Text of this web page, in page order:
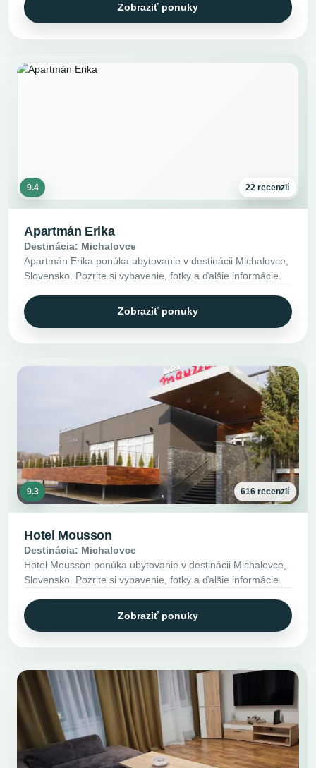
Zobraziť ponuky
9.4 22 recenzií
Apartmán Erika
Destinácia: Michalovce
Apartmán Erika ponúka ubytovanie v destinácii Michalovce,
Slovensko. Pozrite si vybavenie, fotky a ďalšie informácie.
Zobraziť ponuky
9.3 616 recenzií
Hotel Mousson
Destinácia: Michalovce
Hotel Mousson ponúka ubytovanie v destinácii Michalovce,
Slovensko. Pozrite si vybavenie, fotky a ďalšie informácie.
Zobraziť ponuky